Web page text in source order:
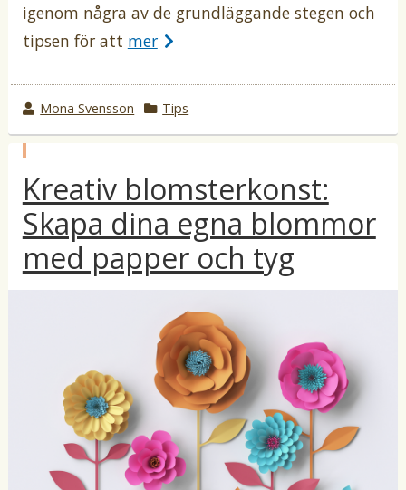
igenom några av de grundläggande stegen och
tipsen för att mer
w
r
t
e
b
y
Mona Svensson
k
a
g
o
r
i
Tips
u
b
l
i
c
e
r
Kreativ blomsterkonst:
Skapa dina egna blommor
med papper och tyg